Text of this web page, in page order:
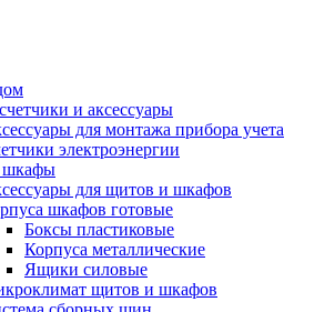
и аксессуары
для монтажа прибора учета
электроэнергии
для щитов и шкафов
шкафов готовые
Боксы пластиковые
Корпуса металлические
Ящики силовые
щитов и шкафов